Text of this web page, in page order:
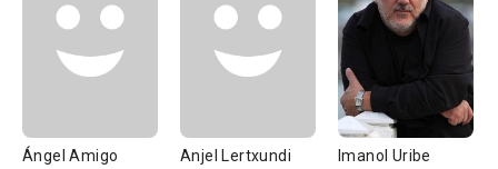
Ángel Amigo Anjel Lertxundi Imanol Uribe